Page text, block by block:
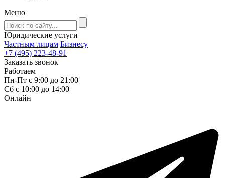
Меню
Юридические услуги
Частным лицам Бизнесу
+7 (495) 223-48-91
Заказать звонок
Работаем
Пн-Пт с 9:00 до 21:00
Сб с 10:00 до 14:00
Онлайн